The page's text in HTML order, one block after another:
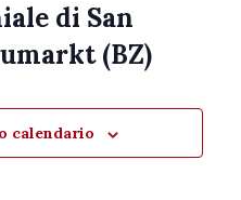
di San
(BZ)
calendario